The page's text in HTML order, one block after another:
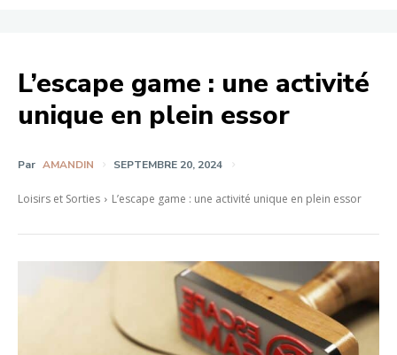
L’escape game : une activité
unique en plein essor
Par AMANDIN SEPTEMBRE 20, 2024
Loisirs et Sorties L’escape game : une activité unique en plein essor